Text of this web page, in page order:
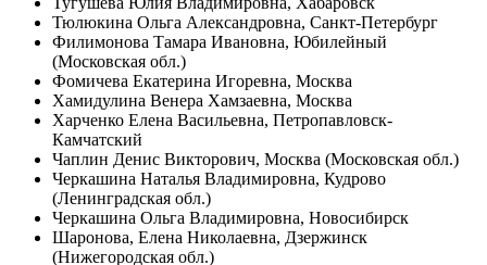
Тюлюкина Ольга Александровна, Санкт-Петербург
Филимонова Тамара Ивановна, Юбилейный
(Московская обл.)
Фомичева Екатерина Игоревна, Москва
Хамидулина Венера Хамзаевна, Москва
Харченко Елена Васильевна, Петропавловск-
Камчатский
Чаплин Денис Викторович, Москва (Московская обл.)
Черкашина Наталья Владимировна, Кудрово
(Ленинградская обл.)
Черкашина Ольга Владимировна, Новосибирск
Шаронова, Елена Николаевна, Дзержинск
(Нижегородская обл.)